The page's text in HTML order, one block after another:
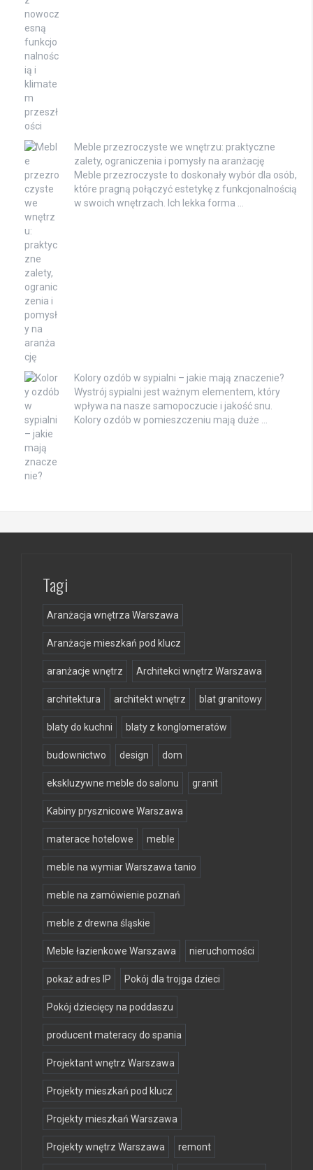
Meble przezroczyste we wnętrzu: praktyczne
zalety, ograniczenia i pomysły na aranżację
Meble przezroczyste to doskonały wybór dla osób,
które pragną połączyć estetykę z funkcjonalnością
w swoich wnętrzach. Ich lekka forma …
Kolory ozdób w sypialni – jakie mają znaczenie?
Wystrój sypialni jest ważnym elementem, który
wpływa na nasze samopoczucie i jakość snu.
Kolory ozdób w pomieszczeniu mają duże …
Tagi
Aranżacja wnętrza Warszawa
Aranżacje mieszkań pod klucz
aranżacje wnętrz Architekci wnętrz Warszawa
architektura architekt wnętrz blat granitowy
blaty do kuchni blaty z konglomeratów
budownictwo design dom
ekskluzywne meble do salonu granit
Kabiny prysznicowe Warszawa
materace hotelowe meble
meble na wymiar Warszawa tanio
meble na zamówienie poznań
meble z drewna śląskie
Meble łazienkowe Warszawa nieruchomości
pokaż adres IP Pokój dla trojga dzieci
Pokój dziecięcy na poddaszu
producent materacy do spania
Projektant wnętrz Warszawa
Projekty mieszkań pod klucz
Projekty mieszkań Warszawa
Projekty wnętrz Warszawa remont